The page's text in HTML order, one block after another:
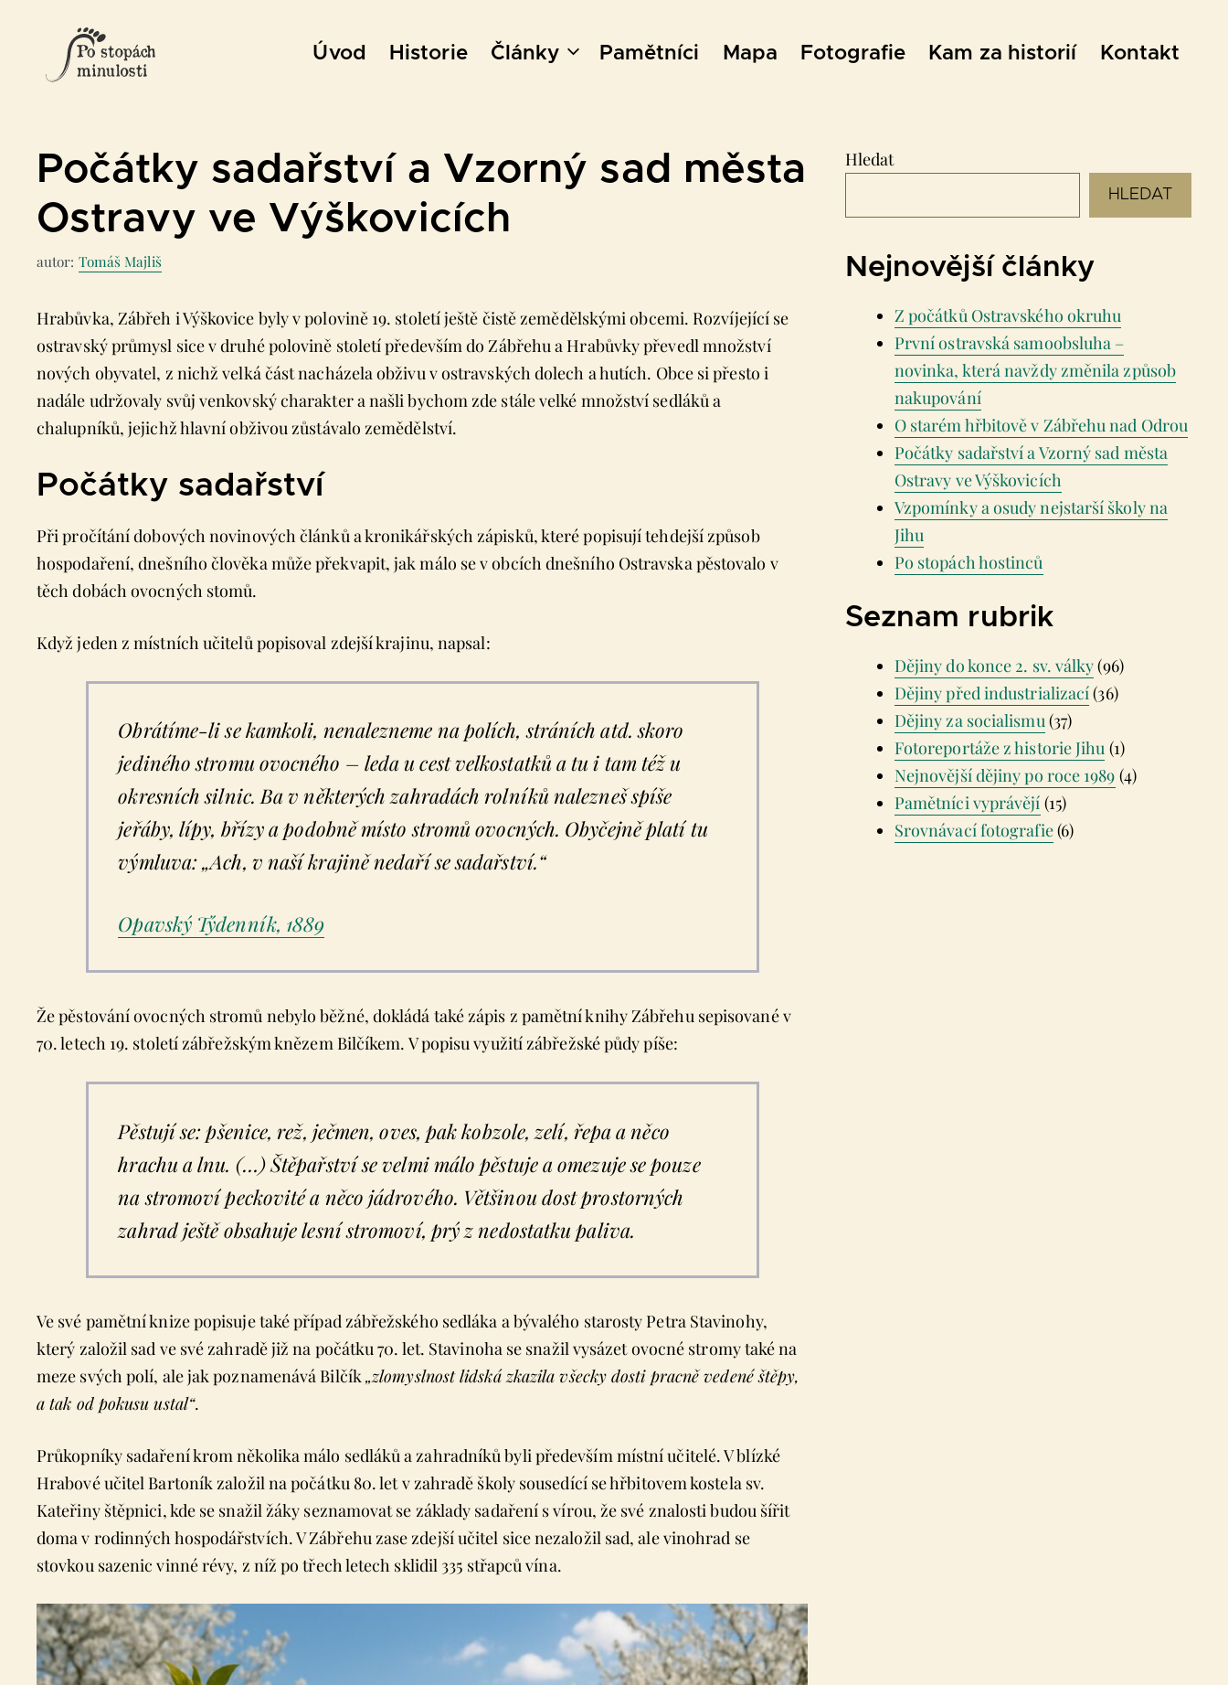
Úvod Historie Články Pamětníci Mapa Fotografie Kam za historií Kontakt
Počátky sadařství a Vzorný sad města
Ostravy ve Výškovicích
autor: Tomáš Majliš
Hrabůvka, Zábřeh i Výškovice byly v polovině 19. století ještě čistě zemědělskými obcemi. Rozvíjející se
ostravský průmysl sice v druhé polovině století především do Zábřehu a Hrabůvky převedl množství
nových obyvatel, z nichž velká část nacházela obživu v ostravských dolech a hutích. Obce si přesto i
nadále udržovaly svůj venkovský charakter a našli bychom zde stále velké množství sedláků a
chalupníků, jejichž hlavní obživou zůstávalo zemědělství.
Počátky sadařství
Při pročítání dobových novinových článků a kronikářských zápisků, které popisují tehdejší způsob
hospodaření, dnešního člověka může překvapit, jak málo se v obcích dnešního Ostravska pěstovalo v
těch dobách ovocných stomů.
Když jeden z místních učitelů popisoval zdejší krajinu, napsal:
Obrátíme-li se kamkoli, nenalezneme na polích, stráních atd. skoro
jediného stromu ovocného – leda u cest velkostatků a tu i tam též u
okresních silnic. Ba v některých zahradách rolníků nalezneš spíše
jeřáby, lípy, břízy a podobně místo stromů ovocných. Obyčejně platí tu
výmluva: „Ach, v naší krajině nedaří se sadařství.“
Opavský Týdenník, 1889
Že pěstování ovocných stromů nebylo běžné, dokládá také zápis z pamětní knihy Zábřehu sepisované v
70. letech 19. století zábřežským knězem Bilčíkem. V popisu využití zábřežské půdy píše:
Pěstují se: pšenice, rež, ječmen, oves, pak kobzole, zelí, řepa a něco
hrachu a lnu. (…) Štěpařství se velmi málo pěstuje a omezuje se pouze
na stromoví peckovité a něco jádrového. Většinou dost prostorných
zahrad ještě obsahuje lesní stromoví, prý z nedostatku paliva.
Ve své pamětní knize popisuje také případ zábřežského sedláka a bývalého starosty Petra Stavinohy,
který založil sad ve své zahradě již na počátku 70. let. Stavinoha se snažil vysázet ovocné stromy také na
meze svých polí, ale jak poznamenává Bilčík„zlomyslnost lidská zkazila všecky dosti pracně vedené štěpy,
a tak od pokusu ustal“.
Průkopníky sadaření krom několika málo sedláků a zahradníků byli především místní učitelé. V blízké
Hrabové učitel Bartoník založil na počátku 80. let v zahradě školy sousedící se hřbitovem kostela sv.
Kateřiny štěpnici, kde se snažil žáky seznamovat se základy sadaření s vírou, že své znalosti budou šířit
doma v rodinných hospodářstvích. V Zábřehu zase zdejší učitel sice nezaložil sad, ale vinohrad se
stovkou sazenic vinné révy, z níž po třech letech sklidil 335 střapců vína.
Hledat
HLEDAT
Nejnovější články
Z počátků Ostravského okruhu
První ostravská samoobsluha –
novinka, která navždy změnila způsob
nakupování
O starém hřbitově v Zábřehu nad Odrou
Počátky sadařství a Vzorný sad města
Ostravy ve Výškovicích
Vzpomínky a osudy nejstarší školy na
Jihu
Po stopách hostinců
Seznam rubrik
Dějiny do konce 2. sv. války(96)
Dějiny před industrializací(36)
Dějiny za socialismu(37)
Fotoreportáže z historie Jihu (1)
Nejnovější dějiny po roce 1989 (4)
Pamětníci vyprávějí (15)
Srovnávací fotografie(6)